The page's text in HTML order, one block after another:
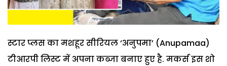
स्टार प्लस का मशहूर सीरियल ‘अनुपमा’ (Anupamaa)
टीआरपी लिस्ट में अपना कब्जा बनाए हुए है. मकर्स इस शो